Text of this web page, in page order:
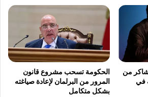
من
في
الحكومة تسحب مشروع قانون
المرور من البرلمان لإعادة صياغته
بشكل متكامل